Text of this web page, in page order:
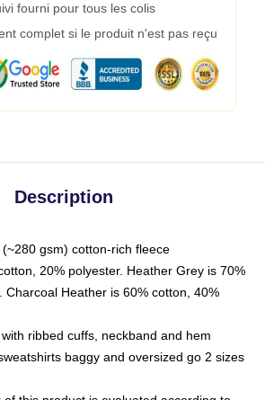
fourni pour tous les colis
complet si le produit n'est pas reçu
Description
gsm) cotton-rich fleece
20% polyester. Heather Grey is 70%
Charcoal Heather is 60% cotton, 40%
ribbed cuffs, neckband and hem
baggy and oversized go 2 sizes